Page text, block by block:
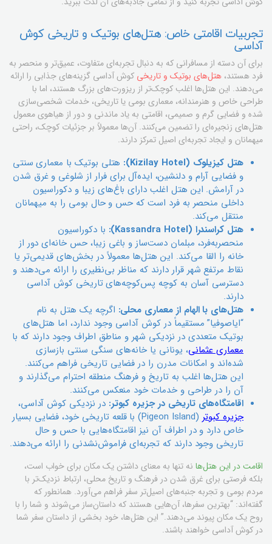
تجربیات اقامتی خاص: هتل‌های بوتیک و تاریخی کوش
آداسی
برای آن دسته از مسافرانی که به دنبال تجربه‌ای متفاوت، عمیق‌تر و منحصر به
فرد هستند، هتل‌های بوتیک و تاریخی کوش آداسی گزینه‌های جذابی را ارائه
می‌دهند. این هتل‌ها اغلب کوچک‌تر از ریزورت‌های بزرگ هستند، اما با
طراحی خاص و هنرمندانه، معماری بومی یا تاریخی، خدمات شخصی‌سازی
شده و فضایی گرم و صمیمی، اقامتی به یاد ماندنی و دور از هیاهوی معمول
هتل‌های زنجیره‌ای را تضمین می‌کنند. آن‌ها معمولاً بر جزئیات کوچک، راحتی
میهمانان و ایجاد تجربه‌ای اصیل تمرکز دارند.
هتل کیزیلوک (Kizilay Hotel):
هتلی بوتیک با معماری سنتی
و فضایی آرام و دلنشین، ایده‌آل برای فرار از شلوغی و غرق شدن
در آرامش. این هتل اغلب دارای باغ‌های زیبا و دکوراسیون
داخلی منحصر به فرد است که حس و حال بومی را به میهمانان
منتقل می‌کند.
هتل کراسندرا (Kassandra Hotel):
با دکوراسیون
منحصربه‌فرد، مبلمان دست‌ساز و باغی زیبا، حس خانه‌ای دور از
خانه را القا می‌کند. این هتل‌ها معمولاً در بخش‌های قدیمی‌تر یا
نقاط مرتفع شهر قرار دارند که مناظر بی‌نظیری را ارائه می‌دهند و
دسترسی آسان به کوچه پس‌کوچه‌های تاریخی کوش آداسی
دارند.
هتل‌های با الهام از معماری محلی: اگرچه یک هتل به نام
“ایاصوفیا” مستقیماً در کوش آداسی وجود ندارد، اما هتل‌های
بوتیک متعددی در نزدیکی شهر و مناطق اطراف وجود دارند که با
معماری عثمانی، یونانی یا خانه‌های سنگی سنتی بازسازی
شده‌اند و امکانات مدرن را در فضایی تاریخی فراهم می‌کنند.
این هتل‌ها اغلب به تاریخ و فرهنگ منطقه احترام می‌گذارند و
آن را در طراحی و خدمات خود منعکس می‌کنند.
اقامتگاه‌های تاریخی در جزیره کبوتر: در نزدیکی کوش آداسی،
جزیره کبوتر
(Pigeon Island) با قلعه تاریخی خود، فضایی بسیار
خاص دارد و در اطراف آن نیز اقامتگاه‌هایی با حس و حال
تاریخی وجود دارند که تجربه‌ای فراموش‌نشدنی را ارائه می‌دهند.
اقامت در این هتل‌ها نه تنها به معنای داشتن یک مکان برای خواب است،
بلکه فرصتی برای غرق شدن در فرهنگ و تاریخ محلی، ارتباط نزدیک‌تر با
مردم بومی و تجربه جنبه‌های اصیل‌تر سفر فراهم می‌آورد. همانطور که
گفته‌اند: “بهترین سفرها، آن‌هایی هستند که داستان‌ساز می‌شوند و شما را با
روح یک مکان پیوند می‌دهند.” این هتل‌ها، خود بخشی از داستان سفر شما
در کوش آداسی خواهند باشند.